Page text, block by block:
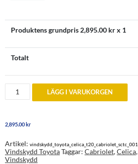
Produktens grundpris 2,895.00 kr x 1
Totalt
Vindskydd
Toyota
Cabriolet
till
1999
mängd
LÄGG I VARUKORGEN
2,895.00kr
Artikel: vindskydd_toyota_celica_t20_cabriolet_sctc_001
Vindskydd ToyotaTaggar: Cabriolet,Celica,
Vindskydd